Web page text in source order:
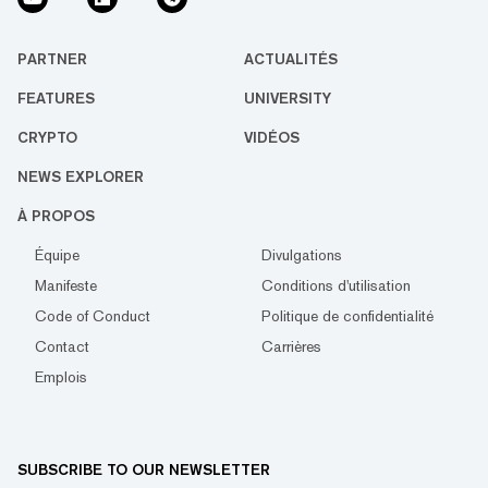
PARTNER ACTUALITÉS
FEATURES UNIVERSITY
CRYPTO VIDÉOS
NEWS EXPLORER
À PROPOS
Équipe
Divulgations
Manifeste
Conditions d'utilisation
Code of Conduct
Politique de confidentialité
Contact
Carrières
Emplois
SUBSCRIBE TO OUR NEWSLETTER